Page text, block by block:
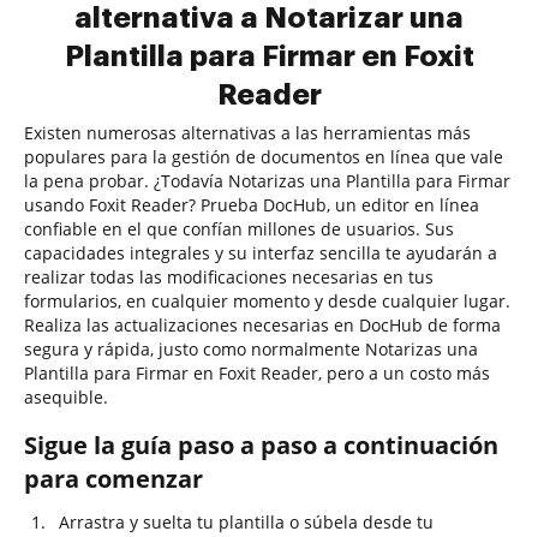
alternativa a Notarizar una
Plantilla para Firmar en Foxit
Reader
Existen numerosas alternativas a las herramientas más
populares para la gestión de documentos en línea que vale
la pena probar. ¿Todavía Notarizas una Plantilla para Firmar
usando Foxit Reader? Prueba DocHub, un editor en línea
confiable en el que confían millones de usuarios. Sus
capacidades integrales y su interfaz sencilla te ayudarán a
realizar todas las modificaciones necesarias en tus
formularios, en cualquier momento y desde cualquier lugar.
Realiza las actualizaciones necesarias en DocHub de forma
segura y rápida, justo como normalmente Notarizas una
Plantilla para Firmar en Foxit Reader, pero a un costo más
asequible.
Sigue la guía paso a paso a continuación
para comenzar
Arrastra y suelta tu plantilla o súbela desde tu